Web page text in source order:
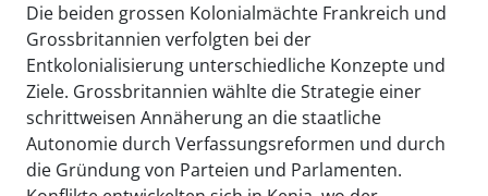
Die beiden grossen Kolonialmächte Frankreich und
Grossbritannien verfolgten bei der
Entkolonialisierung unterschiedliche Konzepte und
Ziele. Grossbritannien wählte die Strategie einer
schrittweisen Annäherung an die staatliche
Autonomie durch Verfassungsreformen und durch
die Gründung von Parteien und Parlamenten.